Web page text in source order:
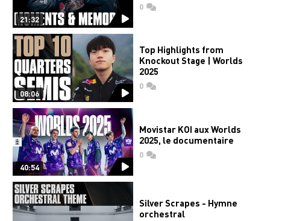
21:32
0commentaires
08:06
Top Highlights from
Knockout Stage | Worlds
2025
0commentaires
40:54
Movistar KOI aux Worlds
2025, le documentaire
0commentaires
Silver Scrapes - Hymne
orchestral